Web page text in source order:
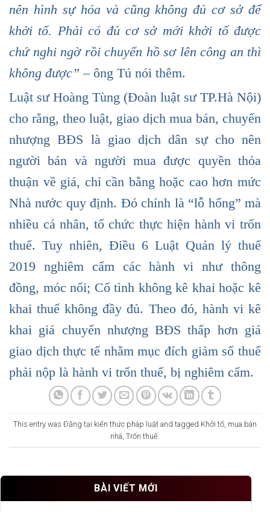
nên hình sự hóa và cũng không đủ cơ sở để
khởi tố. Phải có đủ cơ sở mới khởi tố được
chứ nghi ngờ rồi chuyển hồ sơ lên công an thì
không được” – ông Tú nói thêm.
Luật sư Hoàng Tùng (Đoàn luật sư TP.Hà Nội)
cho rằng, theo luật, giao dịch mua bán, chuyển
nhượng BĐS là giao dịch dân sự cho nên
người bán và người mua được quyền thỏa
thuận về giá, chỉ cần bằng hoặc cao hơn mức
Nhà nước quy định. Đó chính là “lỗ hổng” mà
nhiều cá nhân, tổ chức thực hiện hành vi trốn
thuế. Tuy nhiên, Điều 6 Luật Quản lý thuế
2019 nghiêm cấm các hành vi như thông
đồng, móc nối; Cố tình không kê khai hoặc kê
khai thuế không đầy đủ. Theo đó, hành vi kê
khai giá chuyển nhượng BĐS thấp hơn giá
giao dịch thực tế nhằm mục đích giảm số thuế
phải nộp là hành vi trốn thuế, bị nghiêm cấm.
This entry was Đăng tại kiến thức pháp luật and tagged Khởi tố mua bán
nhà Trốn thuế
BÀI VIẾT MỚI